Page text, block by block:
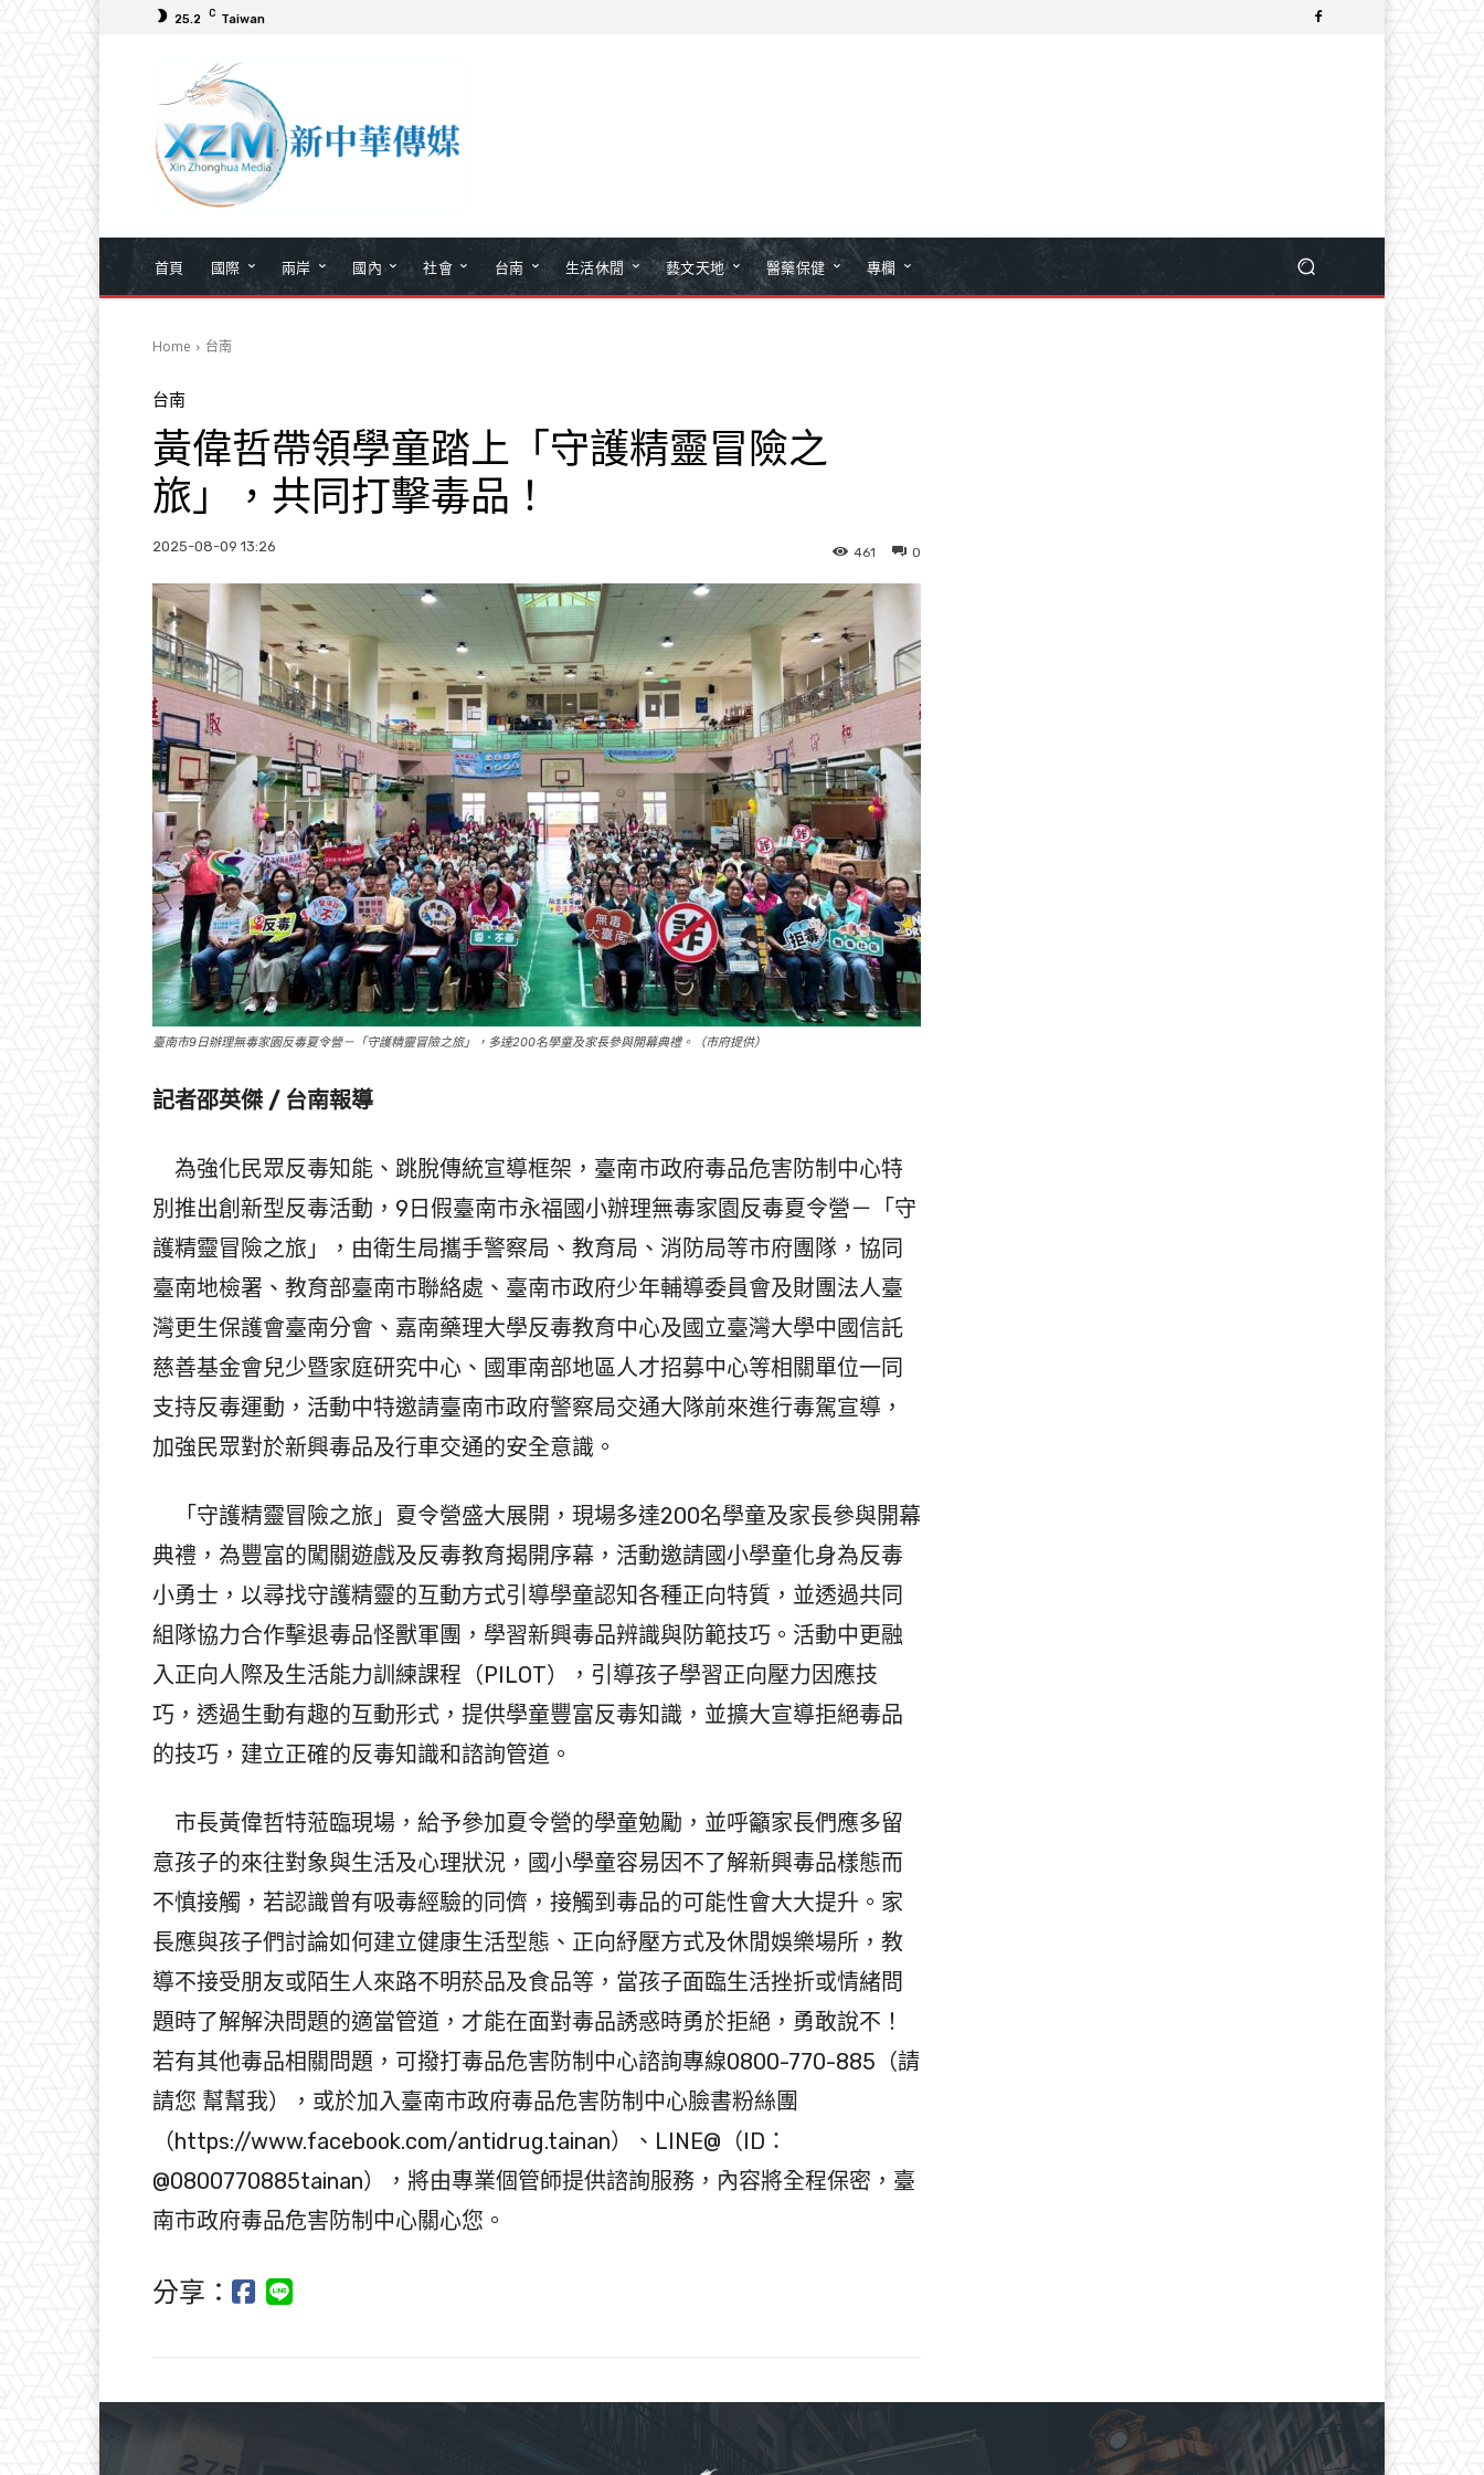
25.2 C Taiwan
首頁 國際 兩岸 國內 社會 台南 生活休閒 藝文天地 醫藥保健 專欄
Home 台南
台南
黃偉哲帶領學童踏上「守護精靈冒險之
旅」，共同打擊毒品！
2025-08-09 13:26 0
461
臺南市9日辦理無毒家園反毒夏令營－「守護精靈冒險之旅」，多達200名學童及家長參與開幕典禮。（市府提供）
記者邵英傑 / 台南報導
為強化民眾反毒知能、跳脫傳統宣導框架，臺南市政府毒品危害防制中心特
別推出創新型反毒活動，9日假臺南市永福國小辦理無毒家園反毒夏令營－「守
護精靈冒險之旅」，由衛生局攜手警察局、教育局、消防局等市府團隊，協同
臺南地檢署、教育部臺南市聯絡處、臺南市政府少年輔導委員會及財團法人臺
灣更生保護會臺南分會、嘉南藥理大學反毒教育中心及國立臺灣大學中國信託
慈善基金會兒少暨家庭研究中心、國軍南部地區人才招募中心等相關單位一同
支持反毒運動，活動中特邀請臺南市政府警察局交通大隊前來進行毒駕宣導，
加強民眾對於新興毒品及行車交通的安全意識。
「守護精靈冒險之旅」夏令營盛大展開，現場多達200名學童及家長參與開幕
典禮，為豐富的闖關遊戲及反毒教育揭開序幕，活動邀請國小學童化身為反毒
小勇士，以尋找守護精靈的互動方式引導學童認知各種正向特質，並透過共同
組隊協力合作擊退毒品怪獸軍團，學習新興毒品辨識與防範技巧。活動中更融
入正向人際及生活能力訓練課程（PILOT），引導孩子學習正向壓力因應技
巧，透過生動有趣的互動形式，提供學童豐富反毒知識，並擴大宣導拒絕毒品
的技巧，建立正確的反毒知識和諮詢管道。
市長黃偉哲特蒞臨現場，給予參加夏令營的學童勉勵，並呼籲家長們應多留
意孩子的來往對象與生活及心理狀況，國小學童容易因不了解新興毒品樣態而
不慎接觸，若認識曾有吸毒經驗的同儕，接觸到毒品的可能性會大大提升。家
長應與孩子們討論如何建立健康生活型態、正向紓壓方式及休閒娛樂場所，教
導不接受朋友或陌生人來路不明菸品及食品等，當孩子面臨生活挫折或情緒問
題時了解解決問題的適當管道，才能在面對毒品誘惑時勇於拒絕，勇敢說不！
若有其他毒品相關問題，可撥打毒品危害防制中心諮詢專線0800-770-885（請
請您 幫幫我），或於加入臺南市政府毒品危害防制中心臉書粉絲團
（https://www.facebook.com/antidrug.tainan）、LINE@（ID：
@0800770885tainan），將由專業個管師提供諮詢服務，內容將全程保密，臺
南市政府毒品危害防制中心關心您。
分享：